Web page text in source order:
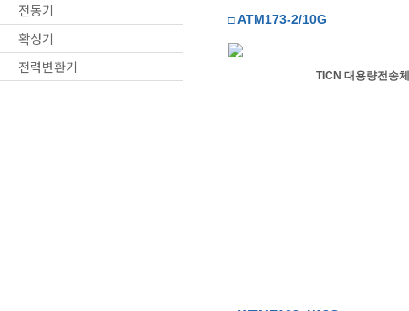
전동기
확성기
전력변환기
□ ATM173-2/10G
TICN 대용량전송